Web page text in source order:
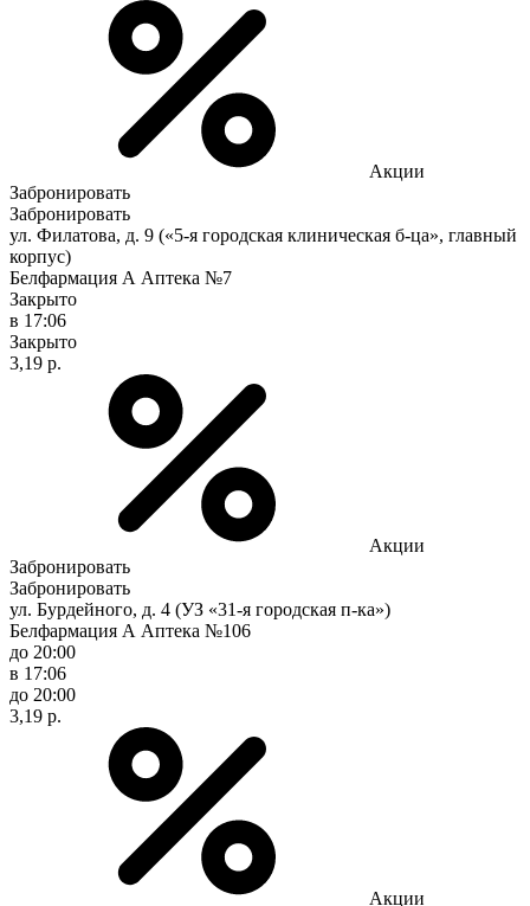
Акции
Забронировать
Забронировать
ул. Филатова, д. 9 («5-я городская клиническая б-ца», главный
корпус)
Белфармация А Аптека №7
Закрыто
в 17:06
Закрыто
3,19 р.
Акции
Забронировать
Забронировать
ул. Бурдейного, д. 4 (УЗ «31-я городская п-ка»)
Белфармация А Аптека №106
до 20:00
в 17:06
до 20:00
3,19 р.
Акции